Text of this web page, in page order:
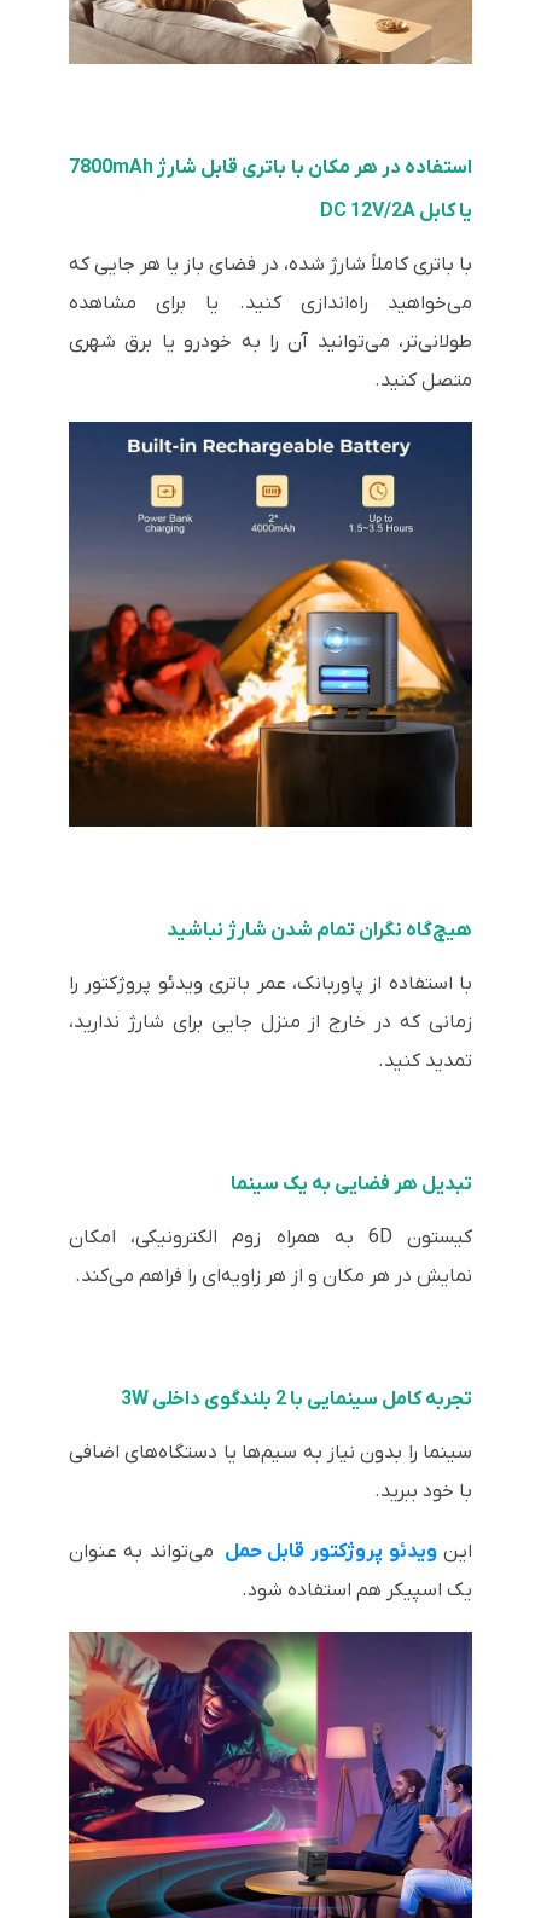
استفاده در هر مکان با باتری قابل شارژ 7800mAh
یا کابل DC 12V/2A
با باتری کاملاً شارژ شده، در فضای باز یا هر جایی که
می‌خواهید راه‌اندازی کنید. یا برای مشاهده
طولانی‌تر، می‌توانید آن را به خودرو یا برق شهری
متصل کنید.
هیچ‌گاه نگران تمام شدن شارژ نباشید
با استفاده از پاوربانک، عمر باتری ویدئو پروژکتور را
زمانی که در خارج از منزل جایی برای شارژ ندارید،
تمدید کنید.
تبدیل هر فضایی به یک سینما
کیستون 6D به همراه زوم الکترونیکی، امکان
نمایش در هر مکان و از هر زاویه‌ای را فراهم می‌کند.
تجربه کامل سینمایی با 2 بلندگوی داخلی 3W
سینما را بدون نیاز به سیم‌ها یا دستگاه‌های اضافی
با خود ببرید.
این ویدئو پروژکتور قابل حمل می‌تواند به عنوان
یک اسپیکر هم استفاده شود.